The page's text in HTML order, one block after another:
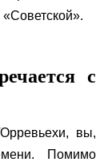
с
вы,
Помимо